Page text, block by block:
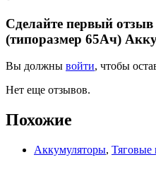
Сделайте первый
(типоразмер 65Ач)
Вы должны войти, чтобы
Нет еще отзывов.
Похожие
Аккумуляторы, Тяговые